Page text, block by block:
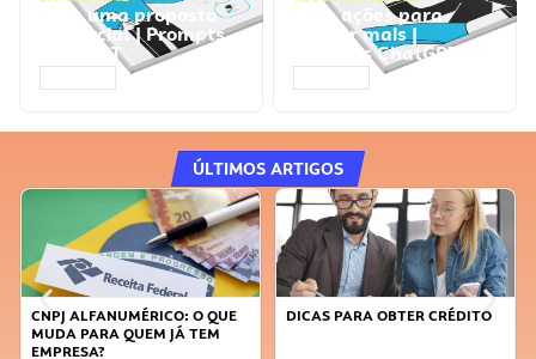
Faça uma proposta
comercial | Prompts
ChatGPT
Faça ações para
vender mais |
Prompts ChatGPT
ÚLTIMOS ARTIGOS
DICAS PARA OBTER CRÉDITO
FAÇA A DIFERENÇA: SEJA